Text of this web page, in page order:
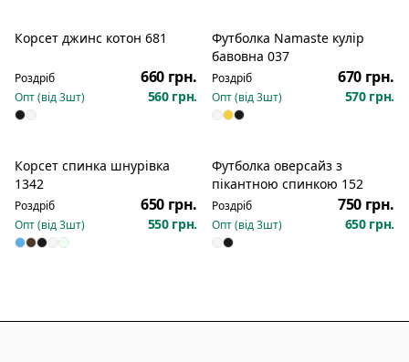
Корсет джинс котон 681
Роздріб 660 грн.
Опт (від3шт) 560 грн.
Новинка
Футболка Namaste кулір
бавовна 037
Роздріб 670 грн.
Опт (від3шт) 570 грн.
Новинка
Корсет спинка шнурівка
1342
Роздріб 650 грн.
Опт (від3шт) 550 грн.
Футболка оверсайз з
пікантною спинкою 152
Роздріб 750 грн.
Опт (від3шт) 650 грн.